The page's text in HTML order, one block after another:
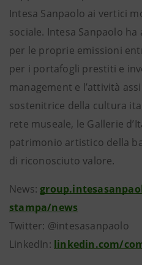
Intesa Sanpaolo ai vertici
sociale. Intesa Sanpaolo
per le proprie emissioni
per i portafogli prestiti e
management e l’attività
sostenitrice della cultura
rete museale, le Gallerie
patrimonio artistico della
di riconosciuto valore.
News:
stampa/news
Twitter: @intesasanpaolo
LinkedIn: linkedin.com/